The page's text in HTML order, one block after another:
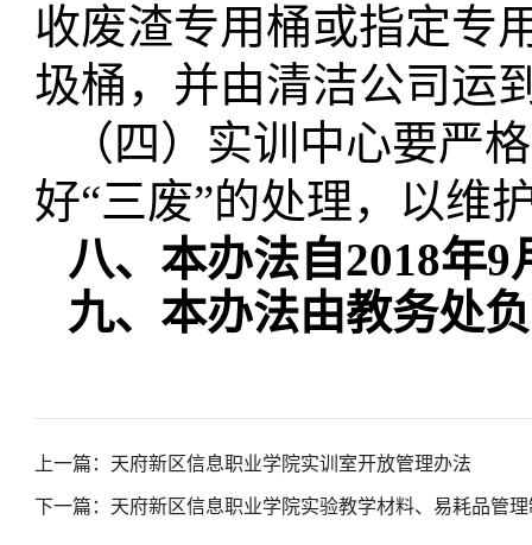
收废渣专用桶或指定专
圾桶，并由清洁公司运
（四）实训中心要严
好“三废”的处理，以维
八、本办法自2018年9
九、本办法由教务处
上一篇：天府新区信息职业学院实训室开放管理办法
下一篇：天府新区信息职业学院实验教学材料、易耗品管